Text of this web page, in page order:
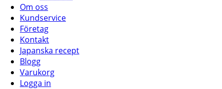
Om oss
Kundservice
Företag
Kontakt
Japanska recept
Blogg
Varukorg
Logga in